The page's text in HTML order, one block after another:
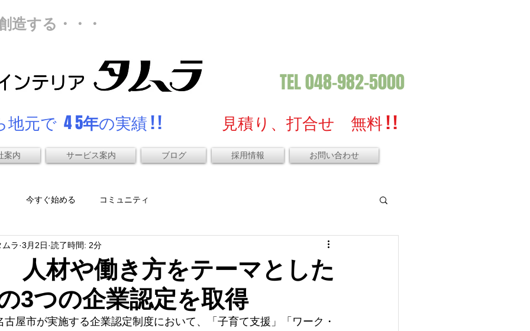
造する・・・
TEL 048-982-5000
元で 4 5年の実績 ! ! 見積り、打合せ 無料 ! !
案内 サービス案内 ブログ 採用情報 お問い合わせ
今すぐ始める コミュニティ
人材や働き方をテーマとした
3つの企業認定を取得
ラ 3月2日 読了時間: 2分
屋市が実施する企業認定制度において、「子育て支援」「ワーク・